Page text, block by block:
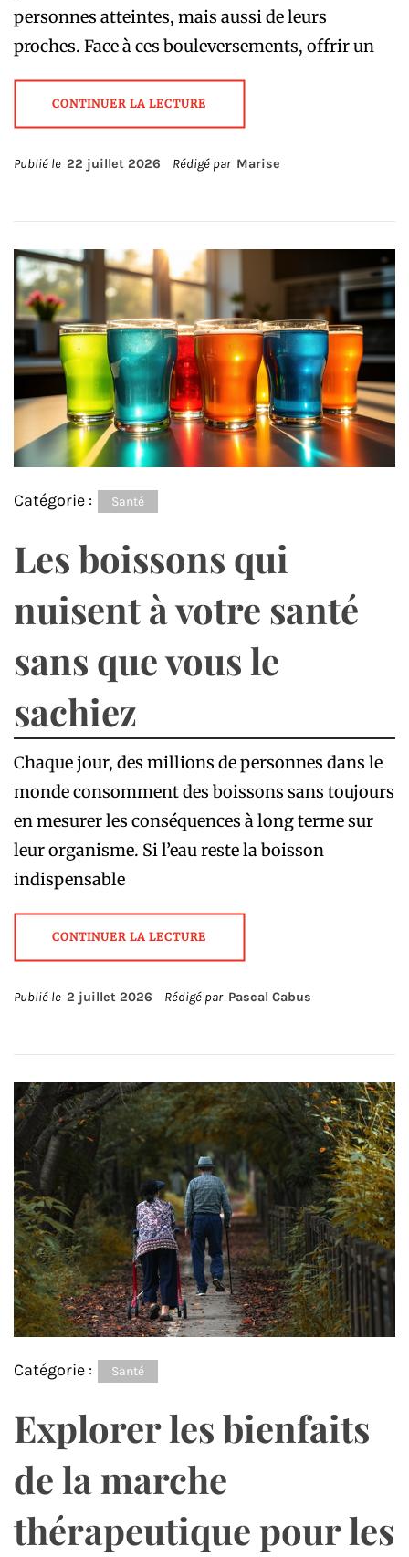
personnes atteintes, mais aussi de leurs
proches. Face à ces bouleversements, offrir un
CONTINUER LA LECTURE
Publié le 22 juillet 2026 Rédigé par Marise
Catégorie : Santé
Les boissons qui
nuisent à votre santé
sans que vous le
sachiez
Chaque jour, des millions de personnes dans le
monde consomment des boissons sans toujours
en mesurer les conséquences à long terme sur
leur organisme. Si l’eau reste la boisson
indispensable
CONTINUER LA LECTURE
Publié le 2 juillet 2026 Rédigé par Pascal Cabus
Catégorie : Santé
Explorer les bienfaits
de la marche
thérapeutique pour les